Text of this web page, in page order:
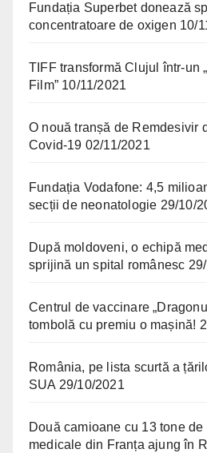
Fundația Superbet donează
concentratoare de oxigen 10/
TIFF transformă Clujul într-un
Film” 10/11/2021
O nouă tranșă de Remdesivir
Covid-19 02/11/2021
Fundația Vodafone: 4,5
secții de neonatologie 29/10/
După moldoveni, o echipă
sprijină un spital românesc
Centrul de vaccinare
tombolă cu premiu o mașină!
România, pe lista scurtă a
SUA 29/10/2021
Două camioane cu 13 tone
medicale din Franța ajung în